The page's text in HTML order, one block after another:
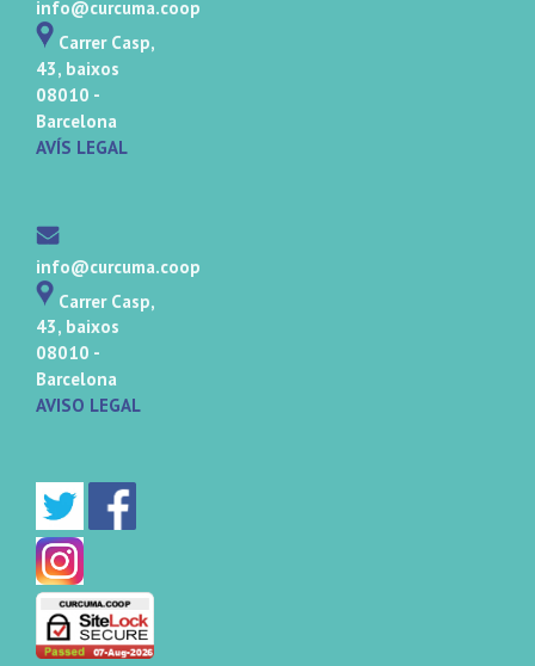
info@curcuma.coop
Carrer Casp,
43, baixos
08010 -
Barcelona
AVÍS LEGAL
info@curcuma.coop
Carrer Casp,
43, baixos
08010 -
Barcelona
AVISO LEGAL